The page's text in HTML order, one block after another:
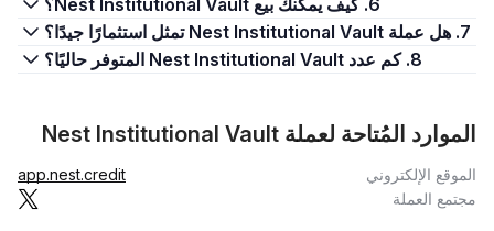
6. كيف يمكنك بيع Nest Institutional Vault؟
7. هل عملة Nest Institutional Vault تمثل استثمارًا جيدًا؟
8. كم عدد Nest Institutional Vault المتوفر حاليًا؟
الموارد المُتاحة لعملة Nest Institutional Vault
الموقع الإلكتروني
app.nest.credit
مجتمع العملة